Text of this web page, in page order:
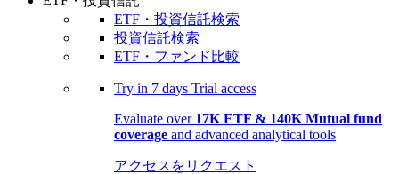
ETF・投資信託検索
投資信託検索
ETF・ファンド比較
Try in 7 days Trial access
Evaluate over 17K ETF & 140K Mutual fund
coverage and advanced analytical tools
アクセスをリクエスト